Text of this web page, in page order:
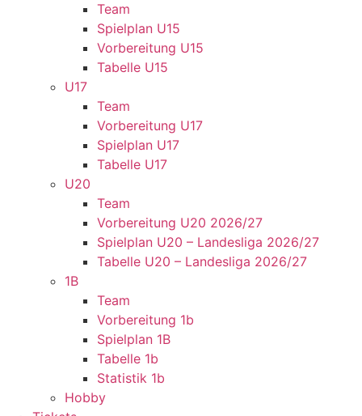
Team
Spielplan U15
Vorbereitung U15
Tabelle U15
U17
Team
Vorbereitung U17
Spielplan U17
Tabelle U17
U20
Team
Vorbereitung U20 2026/27
Spielplan U20 – Landesliga 2026/27
Tabelle U20 – Landesliga 2026/27
1B
Team
Vorbereitung 1b
Spielplan 1B
Tabelle 1b
Statistik 1b
Hobby